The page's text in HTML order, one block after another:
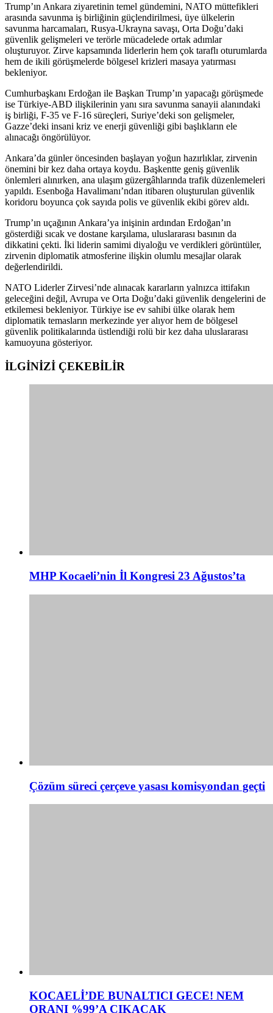
Trump’ın Ankara ziyaretinin temel gündemini, NATO müttefikleri
arasında savunma iş birliğinin güçlendirilmesi, üye ülkelerin
savunma harcamaları, Rusya-Ukrayna savaşı, Orta Doğu’daki
güvenlik gelişmeleri ve terörle mücadelede ortak adımlar
oluşturuyor. Zirve kapsamında liderlerin hem çok taraflı oturumlarda
hem de ikili görüşmelerde bölgesel krizleri masaya yatırması
bekleniyor.
Cumhurbaşkanı Erdoğan ile Başkan Trump’ın yapacağı görüşmede
ise Türkiye-ABD ilişkilerinin yanı sıra savunma sanayii alanındaki
iş birliği, F-35 ve F-16 süreçleri, Suriye’deki son gelişmeler,
Gazze’deki insani kriz ve enerji güvenliği gibi başlıkların ele
alınacağı öngörülüyor.
Ankara’da günler öncesinden başlayan yoğun hazırlıklar, zirvenin
önemini bir kez daha ortaya koydu. Başkentte geniş güvenlik
önlemleri alınırken, ana ulaşım güzergâhlarında trafik düzenlemeleri
yapıldı. Esenboğa Havalimanı’ndan itibaren oluşturulan güvenlik
koridoru boyunca çok sayıda polis ve güvenlik ekibi görev aldı.
Trump’ın uçağının Ankara’ya inişinin ardından Erdoğan’ın
gösterdiği sıcak ve dostane karşılama, uluslararası basının da
dikkatini çekti. İki liderin samimi diyaloğu ve verdikleri görüntüler,
zirvenin diplomatik atmosferine ilişkin olumlu mesajlar olarak
değerlendirildi.
NATO Liderler Zirvesi’nde alınacak kararların yalnızca ittifakın
geleceğini değil, Avrupa ve Orta Doğu’daki güvenlik dengelerini de
etkilemesi bekleniyor. Türkiye ise ev sahibi ülke olarak hem
diplomatik temasların merkezinde yer alıyor hem de bölgesel
güvenlik politikalarında üstlendiği rolü bir kez daha uluslararası
kamuoyuna gösteriyor.
İLGİNİZİ ÇEKEBİLİR
MHP Kocaeli’nin İl Kongresi 23 Ağustos’ta
Çözüm süreci çerçeve yasası komisyondan geçti
KOCAELİ’DE BUNALTICI GECE! NEM
ORANI %99’A ÇIKACAK